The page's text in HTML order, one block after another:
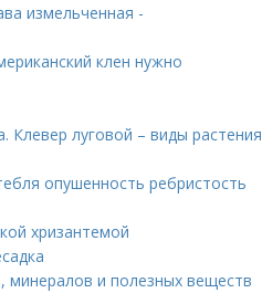
измельченная -
клен нужно
Клевер луговой – виды растения
опушенность ребристость
хризантемой
и полезных веществ